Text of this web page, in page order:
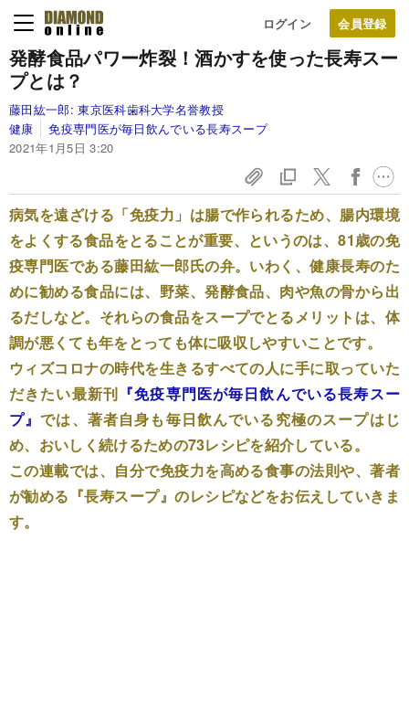
ログイン
発酵食品パワー炸裂！酒かすを使った長寿スー
プとは？
藤田紘一郎:東京医科歯科大学名誉教授
健康
免疫専門医が毎日飲んでいる長寿スープ
2021年1月5日 3:20
病気を遠ざける「免疫力」は腸で作られるため、腸内環境
をよくする食品をとることが重要、というのは、81歳の免
疫専門医である藤田紘一郎氏の弁。いわく、健康長寿のた
めに勧める食品には、野菜、発酵食品、肉や魚の骨から出
るだしなど。それらの食品をスープでとるメリットは、体
調が悪くても年をとっても体に吸収しやすいことです。
ウィズコロナの時代を生きるすべての人に手に取っていた
だきたい最新刊 『免疫専門医が毎日飲んでいる長寿スー
プ』では、著者自身も毎日飲んでいる究極のスープはじ
め、おいしく続けるための73レシピを紹介している。
この連載では、自分で免疫力を高める食事の法則や、著者
が勧める『長寿スープ』のレシピなどをお伝えしていきま
す。